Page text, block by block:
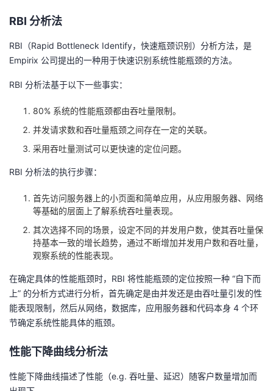
坛
圈
子
的
直
我
的
动
我
关
注
的
堂
我
的
课
我
的
我
我
Programs
我
的
技
术
我
的
云
RBI 分析法
RBI（Rapid Bottleneck Identify，快速瓶颈识别）分析方法，是
Empirix 公司提出的一种用于快速识别系统性能瓶颈的方法。
RBI 分析法基于以下一些事实：
80% 系统的性能瓶颈都由吞吐量限制。
并发请求数和吞吐量瓶颈之间存在一定的关联。
采用吞吐量测试可以更快速的定位问题。
RBI 分析法的执行步骤：
首先访问服务器上的小页面和简单应用，从应用服务器、网络
等基础的层面上了解系统吞吐量表现。
其次选择不同的场景，设定不同的并发用户数，使其吞吐量保
持基本一致的增长趋势，通过不断增加并发用户数和吞吐量，
观察系统的性能表现。
在确定具体的性能瓶颈时，RBI 将性能瓶颈的定位按照一种 “自下而
上” 的分析方式进行分析，首先确定是由并发还是由吞吐量引发的性
能表现限制，然后从网络，数据库，应用服务器和代码本身 4 个环
节确定系统性能具体的瓶颈。
性能下降曲线分析法
性能下降曲线描述了性能（e.g. 吞吐量、延迟）随客户数量增加而